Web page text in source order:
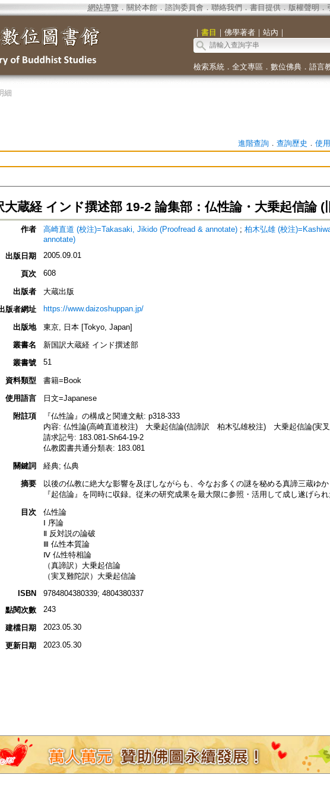
網站導覽 ． 關於本館． 諮詢委員會． 聯絡我們 ． 書目提供． 版權聲明 ．
｜ 書目 ｜ 佛學著者｜ 站內 ｜
檢索系統． 全文專區 ． 數位佛典． 語言
細
進階查詢． 查詢歷史 ． 使
大蔵経 インド撰述部 19-2 論集部：仏性論・大乗起信論 (
作者 高崎直道 (校注)=Takasaki, Jikido (Proofread & annotate); 柏木弘雄 (校注
annotate)
出版日期
2005.09.01
頁次 608
出版者
大蔵出版
版者網址
https://www.daizoshuppan.jp/
出版地
東京, 日本 [Tokyo, Japan]
叢書名
新国訳大蔵経 インド撰述部
叢書號
51
資料類型
書籍=Book
使用語言
日文=Japanese
附註項
『仏性論』の構成と関連文献: p318-333
内容: 仏性論(高崎直道校注) 大乗起信論(信諦訳 柏木弘雄校注) 大乗起信論(実
請求記号: 183.081-Sh64-19-2
仏教図書共通分類表: 183.081
關鍵詞
経典; 仏典
摘要
以後の仏教に絶大な影響を及ぼしながらも、今なお多くの謎を秘める真諦三蔵ゆ
『起信論』を同時に収録。従来の研究成果を最大限に参照・活用して成し遂げられ
目次
仏性論
Ⅰ 序論
Ⅱ 反対説の論破
Ⅲ 仏性本質論
Ⅳ 仏性特相論
（真諦訳）大乗起信論
（実叉難陀訳）大乗起信論
ISBN
9784804380339; 4804380337
點閱次數
243
建檔日期 2023.05.30
更新日期 2023.05.30